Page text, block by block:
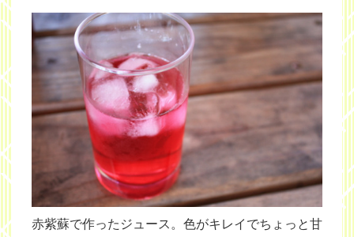
赤紫蘇で作ったジュース。色がキレイでちょっと甘